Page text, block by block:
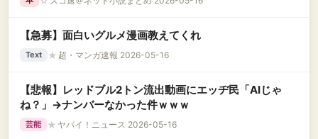
【急募】面白いグルメ漫画教えてくれ
Text ★ 超・マンガ速報 2026-05-16
【悲報】レッドブル2トン流出動画にエッヂ民「AIじゃ
ね？」→ナンバーなかった件ｗｗｗ
芸能 ★ ヤバイ！ニュース 2026-05-16